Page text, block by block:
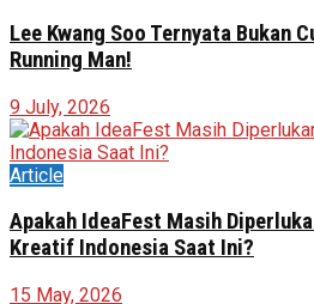
Lee Kwang Soo Ternyata Bukan
Running Man!
9 July, 2026
Article
Apakah IdeaFest Masih
Kreatif Indonesia Saat Ini?
15 May, 2026